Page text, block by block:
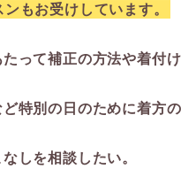
もお受けしています。
って補正の方法や着付
特別の日のために着方
しを相談したい。